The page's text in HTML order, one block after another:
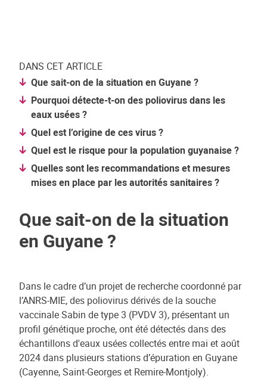
DANS CET ARTICLE
Que sait-on de la situation en Guyane ?
Pourquoi détecte-t-on des poliovirus dans les
eaux usées ?
Quel est l’origine de ces virus ?
Quel est le risque pour la population guyanaise ?
Quelles sont les recommandations et mesures
mises en place par les autorités sanitaires ?
Que sait-on de la situation
en Guyane ?
Dans le cadre d’un projet de recherche coordonné par
l’ANRS-MIE, des poliovirus dérivés de la souche
vaccinale Sabin de type 3 (PVDV 3), présentant un
profil génétique proche, ont été détectés dans des
échantillons d'eaux usées collectés entre mai et août
2024 dans plusieurs stations d’épuration en Guyane
(Cayenne, Saint-Georges et Remire-Montjoly).